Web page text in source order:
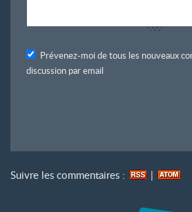
Prévenez-moi de tous les nouveaux
discussion par email
Suivre les commentaires : |